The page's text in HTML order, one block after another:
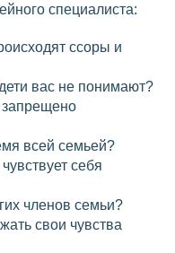
специалиста:
ссоры и
вас не понимают?
запрещено
всей семьей?
себя
членов семьи?
свои чувства